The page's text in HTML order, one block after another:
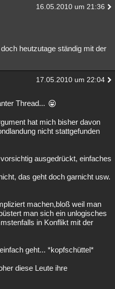
16.05.2010 um 21:36
heutzutage ständig mit der
17.05.2010 um 22:04
Thread...
hat mich bisher davon
nicht stattgefunden
ausgedrückt, einfaches
das geht doch garnicht usw.
machen,bloß weil man
man sich ein unlogisches
in Konflikt mit der
geht... *kopfschüttel*
diese Leute ihre